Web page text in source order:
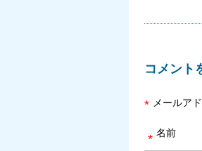
コメント
メールア
*
名前
*